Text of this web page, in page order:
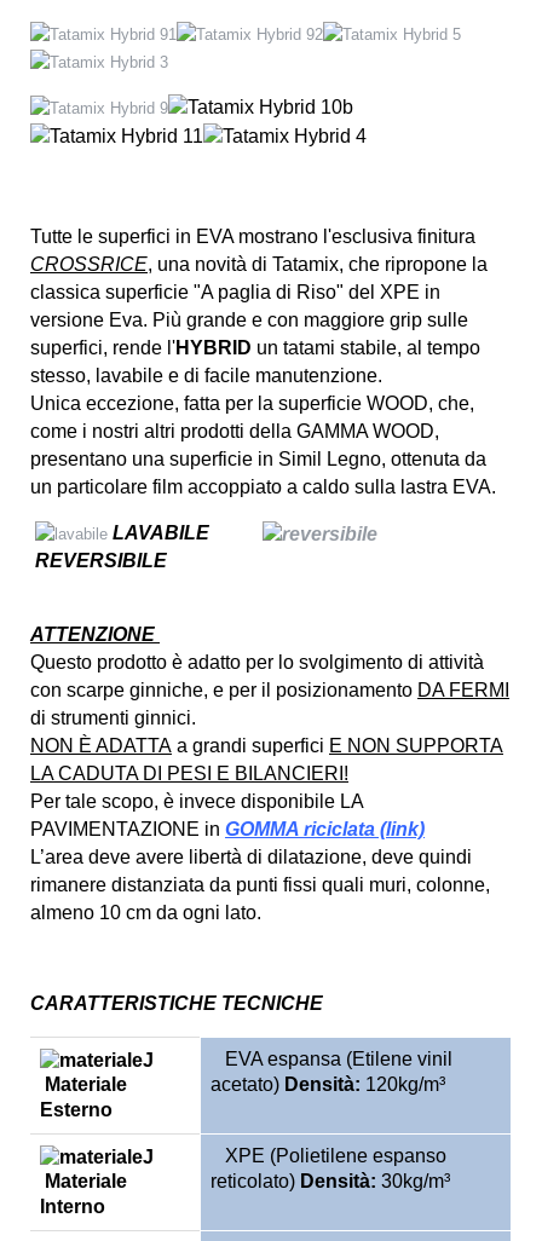
Tutte le superfici in EVA mostrano l'esclusiva finitura
CROSSRICE, una novità di Tatamix, che ripropone la
classica superficie "A paglia di Riso" del XPE in
versione Eva. Più grande e con maggiore grip sulle
superfici, rende l'HYBRID un tatami stabile, al tempo
stesso, lavabile e di facile manutenzione.
Unica eccezione, fatta per la superficie WOOD, che,
come i nostri altri prodotti della GAMMA WOOD,
presentano una superficie in Simil Legno, ottenuta da
un particolare film accoppiato a caldo sulla lastra EVA.
LAVABILE
REVERSIBILE
ATTENZIONE
Questo prodotto è adatto per lo svolgimento di attività
con scarpe ginniche, e per il posizionamento DA FERMI
di strumenti ginnici.
NON È ADATTA a grandi superfici E NON SUPPORTA
LA CADUTA DI PESI E BILANCIERI!
Per tale scopo, è invece disponibile LA
PAVIMENTAZIONE in GOMMA riciclata (link)
L’area deve avere libertà di dilatazione, deve quindi
rimanere distanziata da punti fissi quali muri, colonne,
almeno 10 cm da ogni lato.
CARATTERISTICHE TECNICHE
Materiale
Esterno
EVA espansa (Etilene vinil
acetato) Densità: 120kg/m³
Materiale
Interno
XPE (Polietilene espanso
reticolato) Densità: 30kg/m³